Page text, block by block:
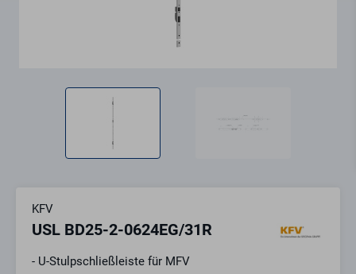
KFV
USL BD25-2-0624EG/31R
- U-Stulpschließleiste für MFV